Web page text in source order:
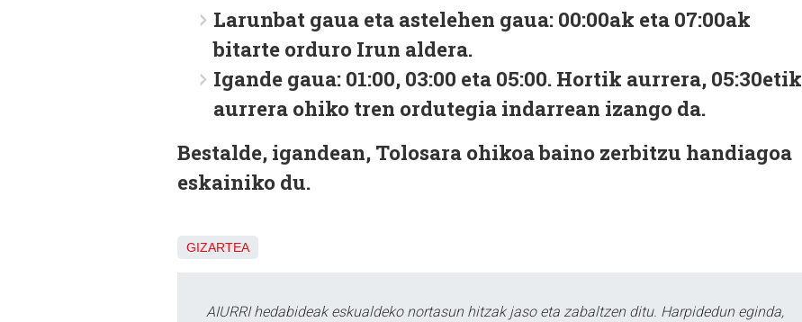
Larunbat gaua eta astelehen gaua: 00:00ak eta 07:00ak
bitarte orduro Irun aldera.
Igande gaua: 01:00, 03:00 eta 05:00. Hortik aurrera, 05:30etik
aurrera ohiko tren ordutegia indarrean izango da.
Bestalde, igandean, Tolosara ohikoa baino zerbitzu handiagoa
eskainiko du.
GIZARTEA
AIURRI hedabideak eskualdeko nortasun hitzak jaso eta zabaltzen ditu. Harpidedun eginda,